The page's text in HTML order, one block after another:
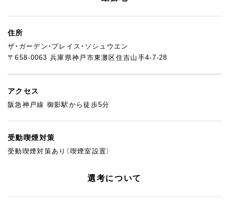
住所
ザ・ガーデン・プレイス・ソシュウエン
〒658-0063 兵庫県神戸市東灘区住吉山手4-7-28
アクセス
阪急神戸線 御影駅から徒歩5分
受動喫煙対策
受動喫煙対策あり（喫煙室設置）
選考について